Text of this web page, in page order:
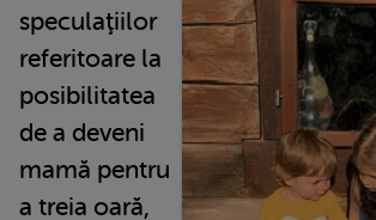
speculaţiilor
referitoare la
posibilitatea
de a deveni
mamă pentru
a treia oară,